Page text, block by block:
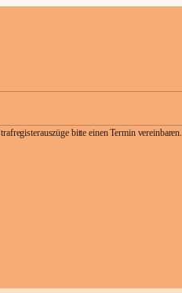
bitte einen Termin vereinbaren.